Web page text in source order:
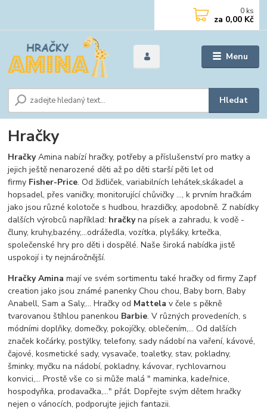
Menu
Hledat
0 ks
za 0,00 Kč
Hračky
HračkyAmina nabízí hračky, potřeby a příslušenství pro matky a
jejich ještě nenarozené děti až po děti starší pěti let od
firmy Fisher-Price. Od židliček, variabilních lehátek,skákadel a
hopsadel, přes vaničky, monitorující chůvičky ..., k prvním hračkám
jako jsou různé kolotoče s hudbou, hrazdičky, apodobně. Z nabídky
dalších výrobců například: hračkyna písek a zahradu, k vodě -
čluny, kruhy,bazény,...odrážedla, vozítka, plyšáky, krtečka,
společenské hry pro děti i dospělé. Naše široká nabídka jistě
uspokojí i ty nejnáročnější.
Hračky Amina mají ve svém sortimentu také hračky od firmy Zapf
creation jako jsou známé panenky Chou chou, Baby born, Baby
Anabell, Sam a Saly,… Hračky od Mattela v čele s pěkně
tvarovanou štíhlou panenkou Barbie. V různých provedeních, s
módními doplňky, domečky, pokojíčky, oblečením,... Od dalších
značek kočárky, postýlky, telefony, sady nádobí na vaření, kávové,
čajové, kosmetické sady, vysavače, toaletky, stav, pokladny,
šminky, myčku na nádobí, pokladny, kávovar, rychlovarnou
konvici,... Prostě vše co si může malá " maminka, kadeřnice,
hospodyňka, prodavačka,..." přát. Dopřejte svým dětem hračky
nejen o vánocích, podporujte jejich fantazii.